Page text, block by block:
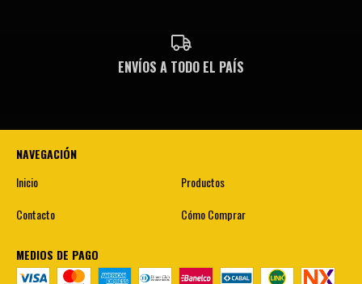
ENVÍOS A TODO EL PAÍS
NAVEGACIÓN
Inicio
Productos
Contacto
Cómo Comprar
MEDIOS DE PAGO